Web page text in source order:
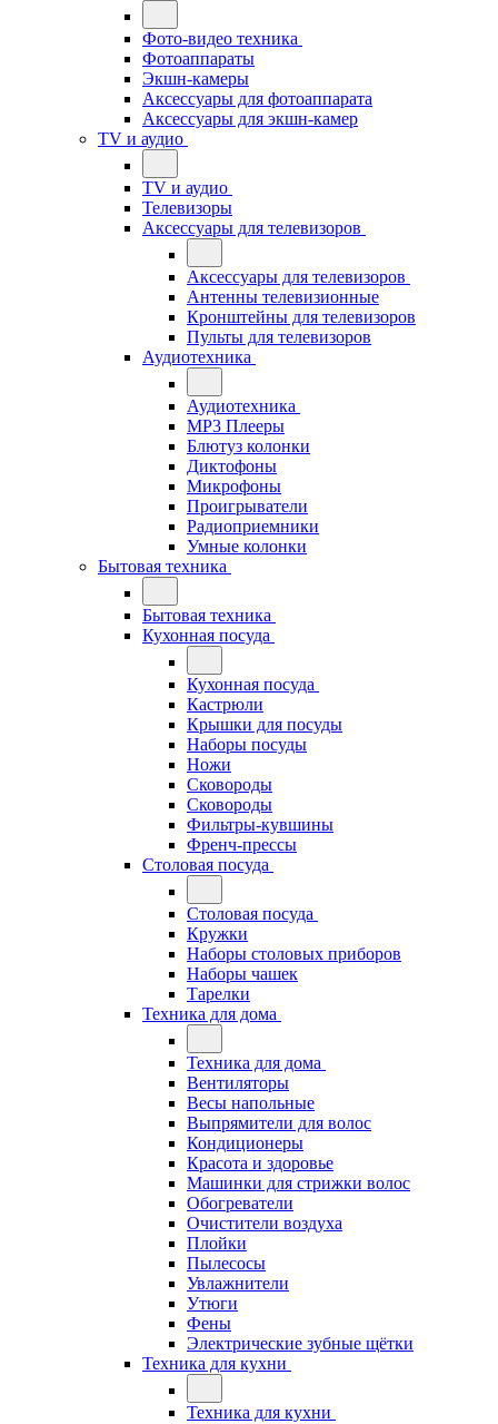
Фото-видео техника
Фотоаппараты
Экшн-камеры
Аксессуары для фотоаппарата
Аксессуары для экшн-камер
TV и аудио
TV и аудио
Телевизоры
Аксессуары для телевизоров
Аксессуары для телевизоров
Антенны телевизионные
Кронштейны для телевизоров
Пульты для телевизоров
Аудиотехника
Аудиотехника
MP3 Плееры
Блютуз колонки
Диктофоны
Микрофоны
Проигрыватели
Радиоприемники
Умные колонки
Бытовая техника
Бытовая техника
Кухонная посуда
Кухонная посуда
Кастрюли
Крышки для посуды
Наборы посуды
Ножи
Сковороды
Сковороды
Фильтры-кувшины
Френч-прессы
Столовая посуда
Столовая посуда
Кружки
Наборы столовых приборов
Наборы чашек
Тарелки
Техника для дома
Техника для дома
Вентиляторы
Весы напольные
Выпрямители для волос
Кондиционеры
Красота и здоровье
Машинки для стрижки волос
Обогреватели
Очистители воздуха
Плойки
Пылесосы
Увлажнители
Утюги
Фены
Электрические зубные щётки
Техника для кухни
Техника для кухни